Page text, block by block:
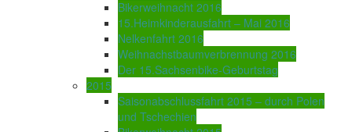
Bikerweihnacht 2016
15.Heimkinderausfahrt – Mai 2016
Nelkenfahrt 2016
Weihnachstbaumverbrennung 2016
Der 15.Sachsenbike-Geburtstag
2015
Saisonabschlussfahrt 2015 – durch Polen
und Tschechien